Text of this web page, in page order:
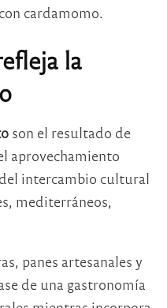
cardamomo.
la
son el resultado de
aprovechamiento
intercambio cultural
mediterráneos,
panes artesanales y
de una gastronomía